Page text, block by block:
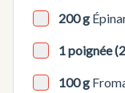
200 g
1 poignée
100 g